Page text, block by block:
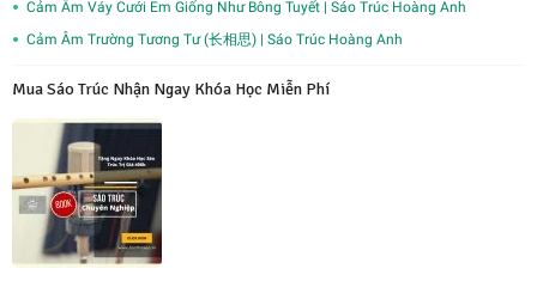
Cảm Âm Váy Cưới Em Giống Như Bông Tuyết | Sáo Trúc Hoàng Anh
Cảm Âm Trường Tương Tư (长相思) | Sáo Trúc Hoàng Anh
Mua Sáo Trúc Nhận Ngay Khóa Học Miễn Phí